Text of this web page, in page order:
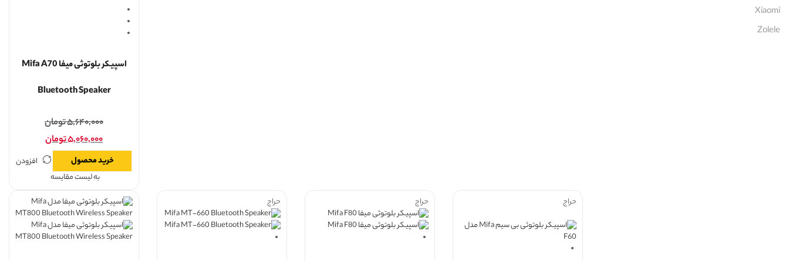
اسپیکر بلوتوثی میفا Mifa A70
Bluetooth Speaker
۵,۶۴۰,۰۰۰تومان
۵,۰۶۰,۰۰۰تومان
خرید محصول
افزودن
به لیست مقایسه
حراج
حراج حراج
Xiaomi
Zolele